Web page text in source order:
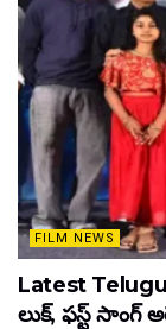
FILM NEWS
Latest
లుక్, ఫస్ట్ సాంగ్